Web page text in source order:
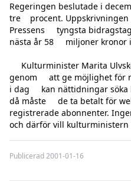
Regeringen beslutade i
tre    procent.
Pressens     tyngsta
nästa år 58     miljoner kronor
genom     att ge möjlighet för
i dag     kan nättidningar
då måste     de ta betalt för
registrerade abonnenter.
och därför vill
Publicerad2001-01-16